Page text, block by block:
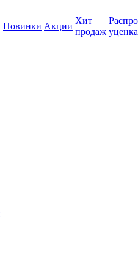
Новинки Акции
Хит
продаж уценка